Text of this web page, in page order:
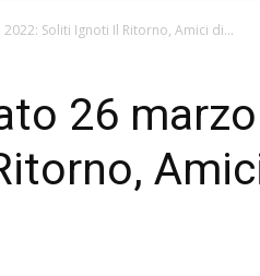
Soliti Ignoti Il Ritorno, Amici di...
26